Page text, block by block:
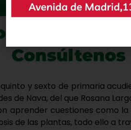
y sexto de primaria
de Nava, del que Rosana
aprender cuestiones como
de las plantas, todo ello a